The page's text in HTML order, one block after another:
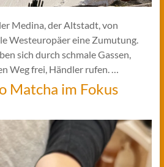
Medina, der Altstadt, von
Westeuropäer eine Zumutung.
sich durch schmale Gassen,
Weg frei, Händler rufen. …
Matcha im Fokus